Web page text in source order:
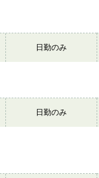
日勤のみ
日勤のみ